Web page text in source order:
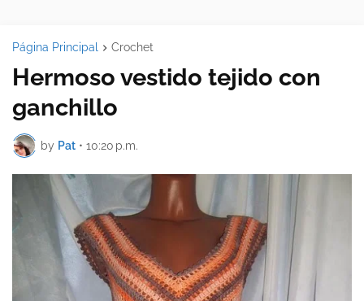
Página Principal Crochet
Hermoso vestido tejido con
ganchillo
by Pat • 10:20 p.m.